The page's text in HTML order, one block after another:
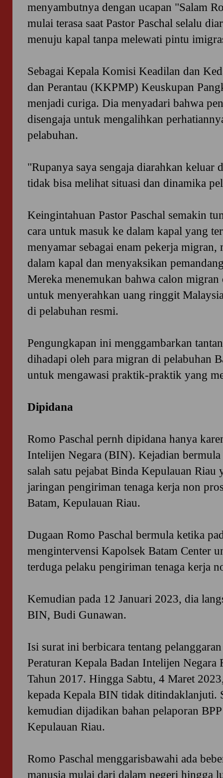
menyambutnya dengan ucapan "Salam
mulai terasa saat Pastor Paschal selalu
menuju kapal tanpa melewati pintu
Sebagai Kepala Komisi Keadilan dan
dan Perantau (KKPMP) Keuskupan
menjadi curiga. Dia menyadari bahwa
disengaja untuk mengalihkan
pelabuhan.
"Rupanya saya sengaja diarahkan keluar
tidak bisa melihat situasi dan dinamika
Keingintahuan Pastor Paschal semakin
cara untuk masuk ke dalam kapal yang
menyamar sebagai enam pekerja migran,
dalam kapal dan menyaksikan
Mereka menemukan bahwa calon migran
untuk menyerahkan uang ringgit
di pelabuhan resmi.
Pengungkapan ini menggambarkan
dihadapi oleh para migran di pelabuhan
untuk mengawasi praktik-praktik yang
Dipidana
Romo Paschal pernh dipidana hanya
Intelijen Negara (BIN). Kejadian bermula
salah satu pejabat Binda Kepulauan Riau
jaringan pengiriman tenaga kerja non
Batam, Kepulauan Riau.
Dugaan Romo Paschal bermula ketika
mengintervensi Kapolsek Batam Center
terduga pelaku pengiriman tenaga kerja
Kemudian pada 12 Januari 2023, dia
BIN, Budi Gunawan.
Isi surat ini berbicara tentang
Peraturan Kepala Badan Intelijen
Tahun 2017. Hingga Sabtu, 4 Maret
kepada Kepala BIN tidak ditindaklanjuti.
kemudian dijadikan bahan pelaporan
Kepulauan Riau.
Romo Paschal menggarisbawahi ada
manusia mulai dari dalam negeri hingga